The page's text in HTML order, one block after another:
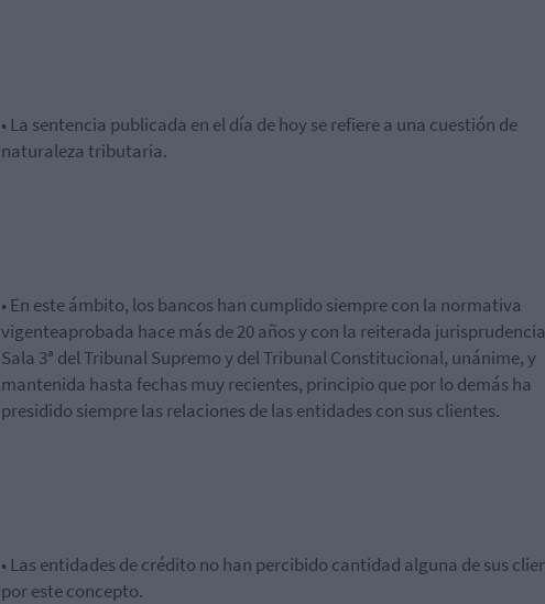
• La sentencia publicada en el día de hoy se refiere a una cuestión de
naturaleza tributaria.
• En este ámbito, los bancos han cumplido siempre con la normativa
vigenteaprobada hacemás de 20añosycon la reiterada
Sala 3ª del Tribunal Supremo y del Tribunal Constitucional, unánime, y
mantenida hasta fechas muy recientes, principio que por lo demás ha
presidido siempre las relaciones de las entidades con sus clientes.
• Las entidades de crédito no han percibido cantidad alguna de sus
por este concepto.